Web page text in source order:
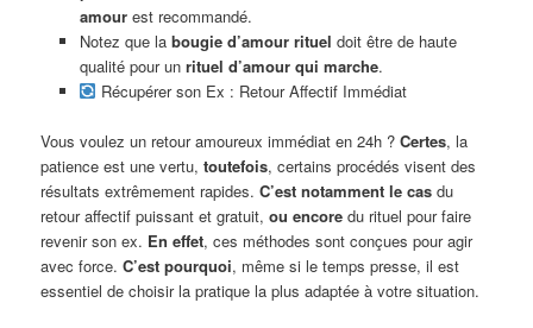
amourest recommandé.
Notez que la bougie d’amour rituel doit être de haute
qualité pour un rituel d’amour qui marche.
Récupérer son Ex : Retour Affectif Immédiat
Vous voulez un retour amoureux immédiat en 24h ?Certes, la
patience est une vertu,toutefois, certains procédés visent des
résultats extrêmement rapides.C’est notamment le cas du
retour affectif puissant et gratuit,ou encore du rituel pour faire
revenir son ex. En effet, ces méthodes sont conçues pour agir
avec force.C’est pourquoi, même si le temps presse, il est
essentiel de choisir la pratique la plus adaptée à votre situation.